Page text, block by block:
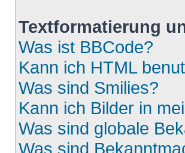
Textformatierung
Was ist BBCode?
Kann ich HTML
Was sind Smilies?
Kann ich Bilder in
Was sind globale
Was sind